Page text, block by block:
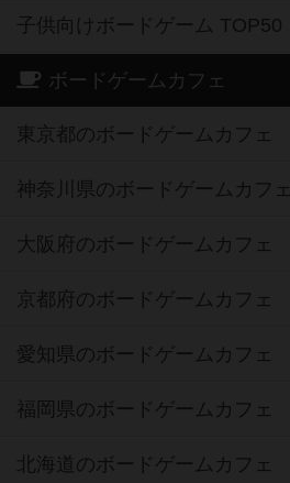
子供向けボードゲーム TOP50
ボードゲームカフェ
東京都のボードゲームカフェ
神奈川県のボードゲームカフェ
大阪府のボードゲームカフェ
京都府のボードゲームカフェ
愛知県のボードゲームカフェ
福岡県のボードゲームカフェ
北海道のボードゲームカフェ